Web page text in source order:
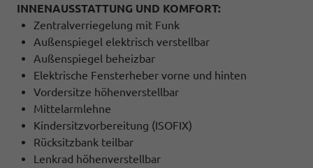
INNENAUSSTATTUNG UND KOMFORT:
Zentralverriegelung mit Funk
Außenspiegel elektrisch verstellbar
Außenspiegel beheizbar
Elektrische Fensterheber vorne und hinten
Vordersitze höhenverstellbar
Mittelarmlehne
Kindersitzvorbereitung (ISOFIX)
Rücksitzbank teilbar
Lenkrad höhenverstellbar